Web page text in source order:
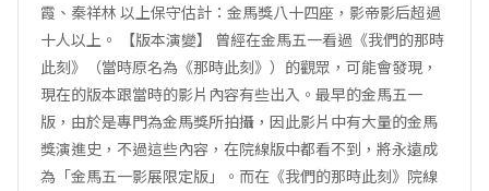
霞、秦祥林 以上保守估計：金馬獎八十四座，影帝影后超過
十人以上。 【版本演變】 曾經在金馬五一看過《我們的那時
此刻》（當時原名為《那時此刻》）的觀眾，可能會發現，
現在的版本跟當時的影片內容有些出入。最早的金馬五一
版，由於是專門為金馬獎所拍攝，因此影片中有大量的金馬
獎演進史，不過這些內容，在院線版中都看不到，將永遠成
為「金馬五一影展限定版」。而在《我們的那時此刻》院線